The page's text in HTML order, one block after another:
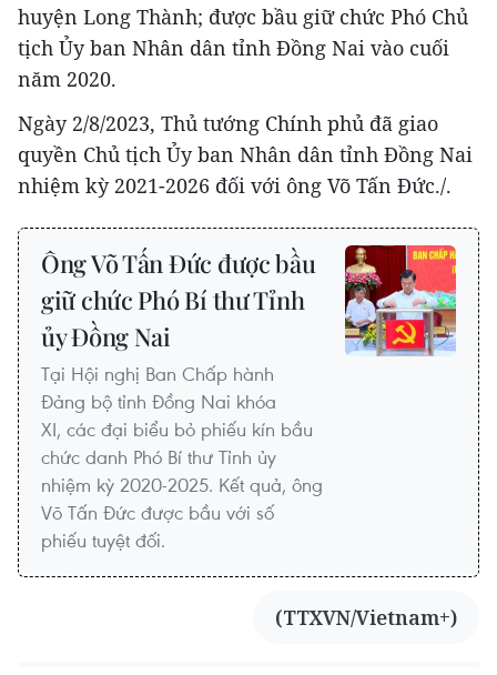
huyện Long Thành; được bầu giữ chức Phó Chủ
tịch Ủy ban Nhân dân tỉnh Đồng Nai vào cuối
năm 2020.
Ngày 2/8/2023, Thủ tướng Chính phủ đã giao
quyền Chủ tịch Ủy ban Nhân dân tỉnh Đồng Nai
nhiệm kỳ 2021-2026 đối với ông Võ Tấn Đức./.
Ông Võ Tấn Đức được bầu
giữ chức Phó Bí thư Tỉnh
ủy Đồng Nai
Tại Hội nghị Ban Chấp hành
Đảng bộ tỉnh Đồng Nai khóa
XI, các đại biểu bỏ phiếu kín bầu
chức danh Phó Bí thư Tỉnh ủy
nhiệm kỳ 2020-2025. Kết quả, ông
Võ Tấn Đức được bầu với số
phiếu tuyệt đối.
(TTXVN/Vietnam+)